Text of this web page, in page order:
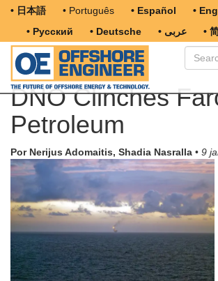
• 日本語 • Português • Español •
• Русский
• Deutsche • عربى •
DNO Clinches
Petroleum
Por Nerijus Adomaitis, Shadia Nasralla • 9